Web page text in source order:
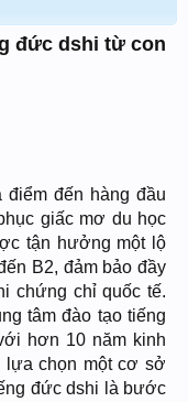
đức dshi từ con
đến hàng đầu
giấc mơ du học
tận hưởng một lộ
B2, đảm bảo đầy
chứng chỉ quốc tế.
tâm đào tạo tiếng
hơn 10 năm kinh
lựa chọn một cơ sở
đức dshi là bước